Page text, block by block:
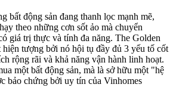
bất động sản đang thanh lọc mạnh mẽ,
theo những cơn sốt ảo mà chuyển
giá trị thực và tính đa năng. The Golden
tượng bởi nó hội tụ đầy đủ 3 yếu tố cốt
rộng rãi và khả năng vận hành linh hoạt.
một bất động sản, mà là sở hữu một "hệ
bảo chứng bởi uy tín của Vinhomes